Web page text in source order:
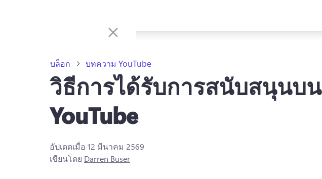
บล็อก บทความ YouTube
วิธีการได้รับการสนับสนุนบน
YouTube
อัปเดตเมื่อ 12 มีนาคม 2569
เขียนโดย Darren Buser